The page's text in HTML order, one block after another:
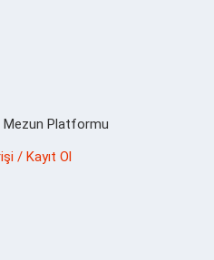
Mezun Platformu
/ Kayıt Ol